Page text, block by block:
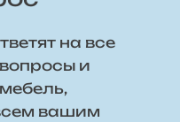
на все
и
вашим